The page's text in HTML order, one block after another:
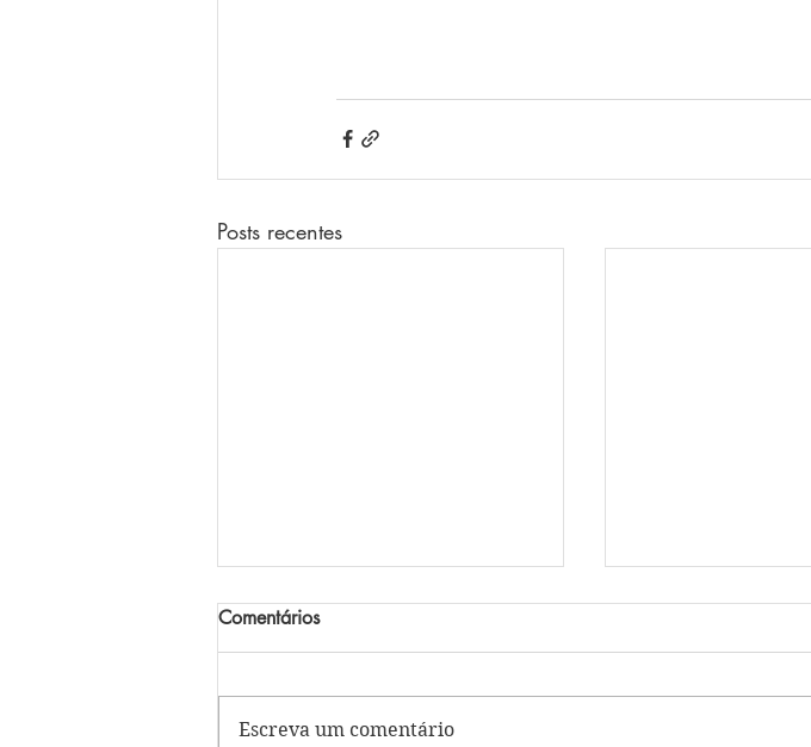
Posts recentes
Comentários
Escreva um comentário